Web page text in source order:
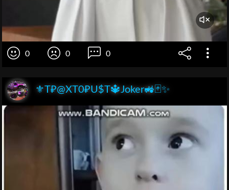
0 0 0
⚜️T₽@XT0₽U$T🔱Joker🚜🃏✨